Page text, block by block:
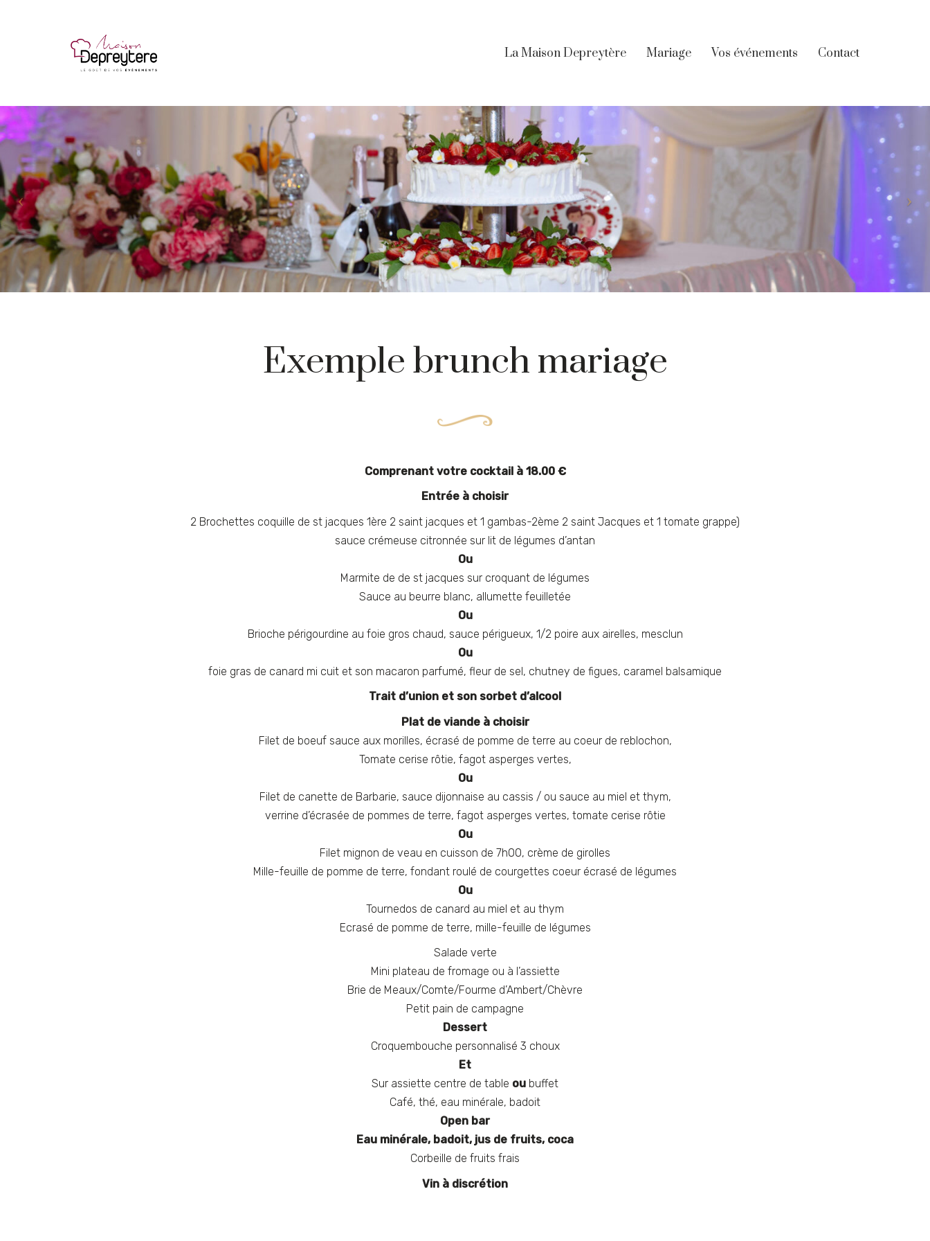
La Maison Depreytère Mariage Vos événements Contact
Exemple brunch mariage
Comprenant votre cocktail à 18.00 €
Entrée à choisir
2 Brochettes coquille de st jacques 1ère 2 saint jacques et 1 gambas-2ème 2 saint Jacques et 1 tomate grappe)
sauce crémeuse citronnée sur lit de légumes d’antan
Ou
Marmite de de st jacques sur croquant de légumes
Sauce au beurre blanc, allumette feuilletée
Ou
Brioche périgourdine au foie gros chaud, sauce périgueux, 1/2 poire aux airelles, mesclun
Ou
foie gras de canard mi cuit et son macaron parfumé, fleur de sel, chutney de figues, caramel balsamique
Trait d’union et son sorbet d’alcool
Plat de viande à choisir
Filet de boeuf sauce aux morilles, écrasé de pomme de terre au coeur de reblochon,
Tomate cerise rôtie, fagot asperges vertes,
Ou
Filet de canette de Barbarie, sauce dijonnaise au cassis / ou sauce au miel et thym,
verrine d’écrasée de pommes de terre, fagot asperges vertes, tomate cerise rôtie
Ou
Filet mignon de veau en cuisson de 7h00, crème de girolles
Mille-feuille de pomme de terre, fondant roulé de courgettes coeur écrasé de légumes
Ou
Tournedos de canard au miel et au thym
Ecrasé de pomme de terre, mille-feuille de légumes
Salade verte
Mini plateau de fromage ou à l’assiette
Brie de Meaux/Comte/Fourme d’Ambert/Chèvre
Petit pain de campagne
Dessert
Croquembouche personnalisé 3 choux
Et
Sur assiette centre de table ou buffet
Café, thé, eau minérale, badoit
Open bar
Eau minérale, badoit, jus de fruits, coca
Corbeille de fruits frais
Vin à discrétion